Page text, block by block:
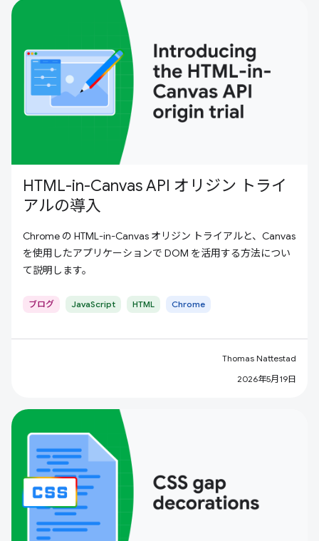
HTML-in-Canvas API オリジン トライ
アルの導入
Chrome の HTML-in-Canvas オリジン トライアルと、Canvas
を使用したアプリケーションで DOM を活用する方法につい
て説明します。
ブログ JavaScript HTML Chrome
Thomas Nattestad
2026年5月19日